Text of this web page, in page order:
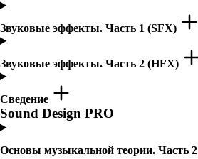
Звуковые эффекты. Часть 1 (SFX)
Звуковые эффекты. Часть 2 (HFX)
Сведение
Sound Design PRO
Основы музыкальной теории. Часть 2